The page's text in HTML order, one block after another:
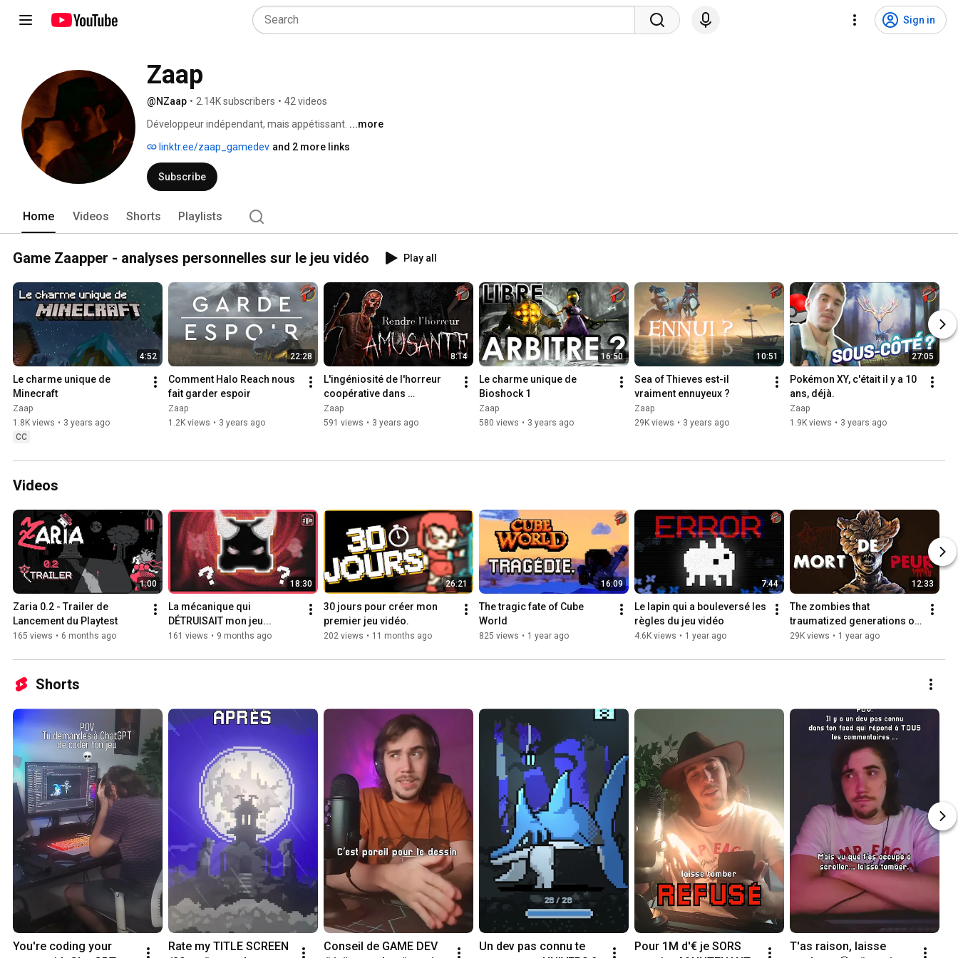
Sign in
Zaap
@NZaap • 2.14K subscribers • 42 videos
Développeur indépendant, mais appétissant. ...more
linktr.ee/zaap_gamedev and 2 more links
Subscribe
Home Videos Shorts Playlists
Game Zaapper - analyses personnelles sur le jeu vidéo Play all
4:52
Le charme unique de
Minecraft
Zaap
1.8K views • 3 years ago
CC
22:28
Comment Halo Reach nous
fait garder espoir
Zaap
1.2K views • 3 years ago
8:14
L'ingéniosité de l'horreur
coopérative dans
Phasmophobia
Zaap
591 views • 3 years ago
16:50
Le charme unique de
Bioshock 1
Zaap
580 views • 3 years ago
10:51
Sea of Thieves est-il
vraiment ennuyeux ?
Zaap
29K views • 3 years ago
27:05
Pokémon XY, c'était il y a 10
ans, déjà.
Zaap
1.9K views • 3 years ago
Videos
1:00
Zaria 0.2 - Trailer de
Lancement du Playtest
165 views • 6 months ago
18:30
La mécanique qui
DÉTRUISAIT mon jeu...
161 views • 9 months ago
26:21
30 jours pour créer mon
premier jeu vidéo.
202 views • 11 months ago
16:09
The tragic fate of Cube
World
825 views • 1 year ago
7:44
Le lapin qui a bouleversé les
règles du jeu vidéo
4.6K views • 1 year ago
12:33
The zombies that
traumatized generations of
gamers
29K views • 1 year ago
Shorts
You're coding your
Rate my TITLE SCREEN
Conseil de GAME DEV
Un dev pas connu te
Pour 1M d'€ je SORS
T'as raison, laisse